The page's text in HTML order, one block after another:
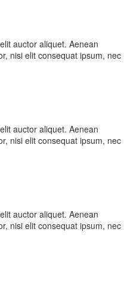
auctor aliquet. Aenean
nisi elit consequat ipsum, nec
auctor aliquet. Aenean
nisi elit consequat ipsum, nec
auctor aliquet. Aenean
nisi elit consequat ipsum, nec